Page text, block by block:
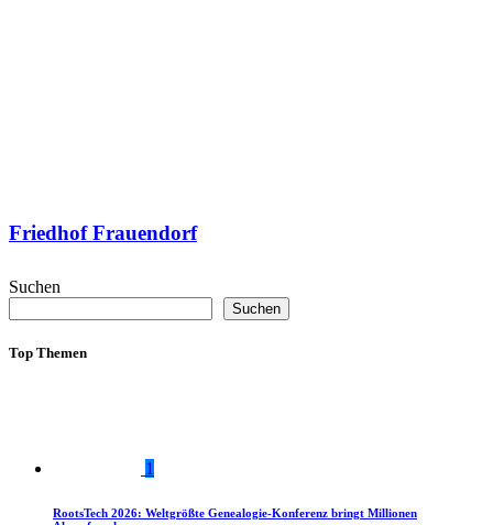
Friedhof Frauendorf
Suchen
Suchen
Top Themen
1
RootsTech 2026: Weltgrößte Genealogie-Konferenz bringt Millionen